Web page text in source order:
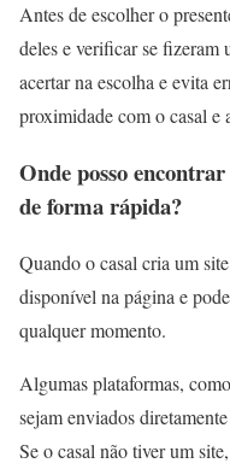
Antes de escolher o
deles e verificar se fizeram
acertar na escolha e evita
proximidade com o casal e
Onde posso
de forma rápida?
Quando o casal cria um
disponível na página e
qualquer momento.
Algumas plataformas,
sejam enviados
Se o casal não tiver um